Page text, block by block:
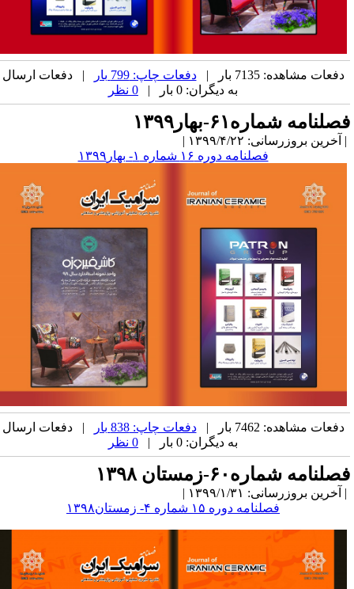
دفعات مشاهده: 7135 بار | دفعات چاپ: 799 بار
| دفعات ارسال
به دیگران: 0 بار |
شماره۶۱-بهار۱۳۹۹
بروزرسانی: ۱۳۹۹/۴/۲۲ |
فصلنامه دوره ۱۶ شماره ۱- بهار۱۳۹۹
دفعات مشاهده: 7462 بار | دفعات چاپ: 838 بار
| دفعات ارسال
به دیگران: 0 بار |
شماره۶۰-زمستان ۱۳۹۸
بروزرسانی: ۱۳۹۹/۱/۳۱ |
فصلنامهدوره ۱۵ شماره ۴- زمستان۱۳۹۸